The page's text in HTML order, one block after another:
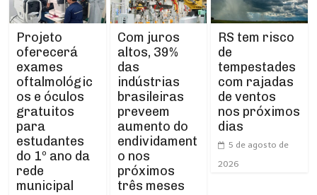
Projeto
oferecerá
exames
oftalmológic
os e óculos
gratuitos
para
estudantes
do 1º ano da
rede
municipal
Com juros
altos, 39%
das
indústrias
brasileiras
preveem
aumento do
endividament
o nos
próximos
três meses
RS tem risco
de
tempestades
com rajadas
de ventos
nos próximos
dias
5 de agosto de
2026